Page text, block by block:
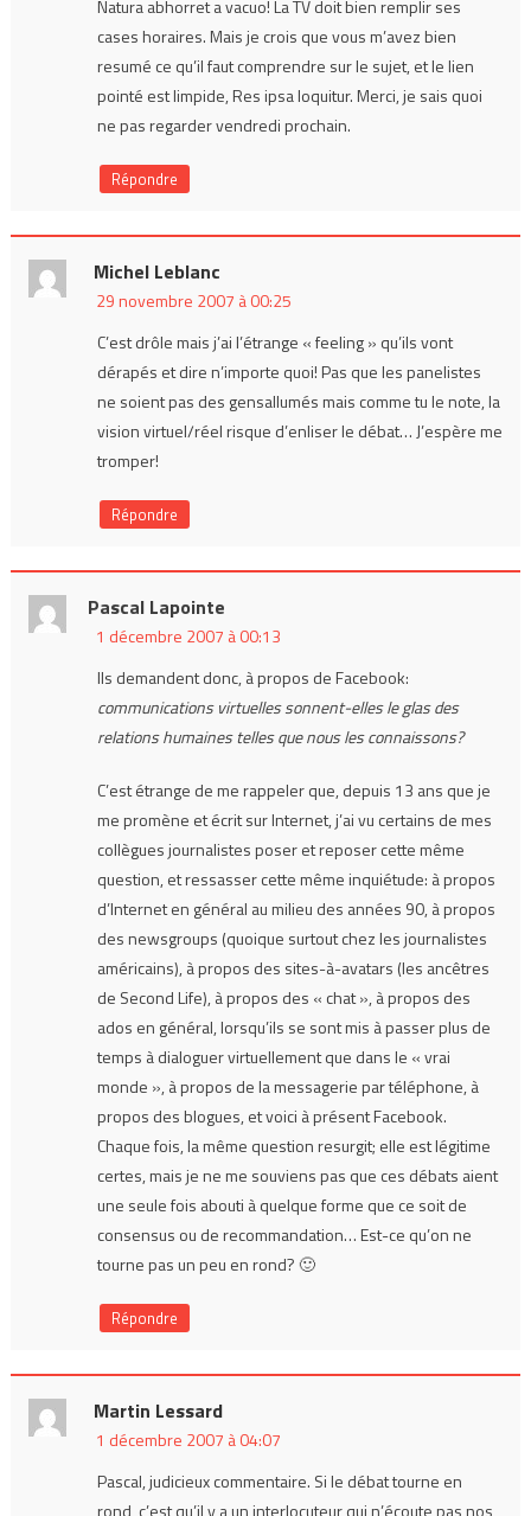
Natura abhorret a vacuo! La TV doit bien remplir ses
cases horaires. Mais je crois que vous m’avez bien
resumé ce qu’il faut comprendre sur le sujet, et le lien
pointé est limpide, Res ipsa loquitur. Merci, je sais quoi
ne pas regarder vendredi prochain.
Répondre
Michel Leblanc
29 novembre 2007 à 00:25
C’est drôle mais j’ai l’étrange « feeling » qu’ils vont
dérapés et dire n’importe quoi! Pas que les panelistes
ne soient pas des gensallumés mais comme tu le note, la
vision virtuel/réel risque d’enliser le débat… J’espère me
tromper!
Répondre
Pascal Lapointe
1 décembre 2007 à 00:13
Ils demandent donc, à propos de Facebook:
communications virtuelles sonnent-elles le glas des
relations humaines telles que nous les connaissons?
C’est étrange de me rappeler que, depuis 13 ans que je
me promène et écrit sur Internet, j’ai vu certains de mes
collègues journalistes poser et reposer cette même
question, et ressasser cette même inquiétude: à propos
d’Internet en général au milieu des années 90, à propos
des newsgroups (quoique surtout chez les journalistes
américains), à propos des sites-à-avatars (les ancêtres
de Second Life), à propos des « chat », à propos des
ados en général, lorsqu’ils se sont mis à passer plus de
temps à dialoguer virtuellement que dans le « vrai
monde », à propos de la messagerie par téléphone, à
propos des blogues, et voici à présent Facebook.
Chaque fois, la même question resurgit; elle est légitime
certes, mais je ne me souviens pas que ces débats aient
une seule fois abouti à quelque forme que ce soit de
consensus ou de recommandation… Est-ce qu’on ne
tourne pas un peu en rond? 🙂
Répondre
Martin Lessard
1 décembre 2007 à 04:07
Pascal, judicieux commentaire. Si le débat tourne en
rond, c’est qu’il y a un interlocuteur qui n’écoute pas nos